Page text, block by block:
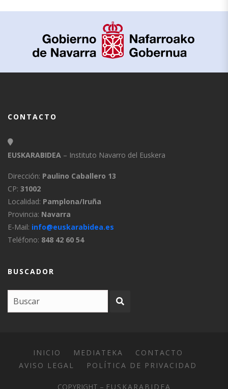
CONTACTO
EUSKARABIDEA – Instituto Navarro del Euskera
Dirección: Paulino Caballero 13
CP: 31002
Localidad: Pamplona/Iruña
Provincia: Navarra
E-Mail: info@euskarabidea.es
Teléfono: 848 42 60 54
BUSCADOR
INICIO MEDIATEKA
CONTACTO
AVISO LEGAL
POLÍTICA DE PRIVACIDAD
COPYRIGHT – EUSKARABIDEA